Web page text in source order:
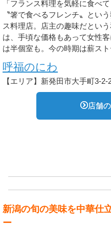
「フランス料理を気軽に食べ
〝箸で食べるフレンチ〟とい
ス料理店。店主の趣味だとい
は、手頃な価格もあって女性
は半個室も。今の時期は薪ス
呼福のにわ
【エリア】新発田市大手町3-2-
店舗
新潟の旬の美味を中華仕
ー